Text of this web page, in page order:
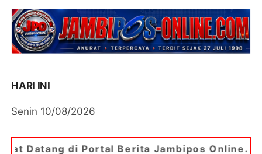
HARI INI
Senin 10/08/2026
Portal Berita Jambipos Online. Portal Berita